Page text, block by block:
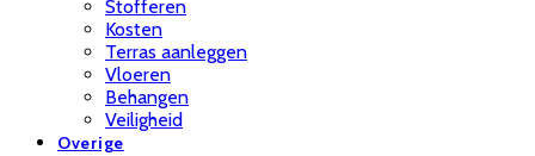
Stofferen
Kosten
Terras aanleggen
Vloeren
Behangen
Veiligheid
Overige